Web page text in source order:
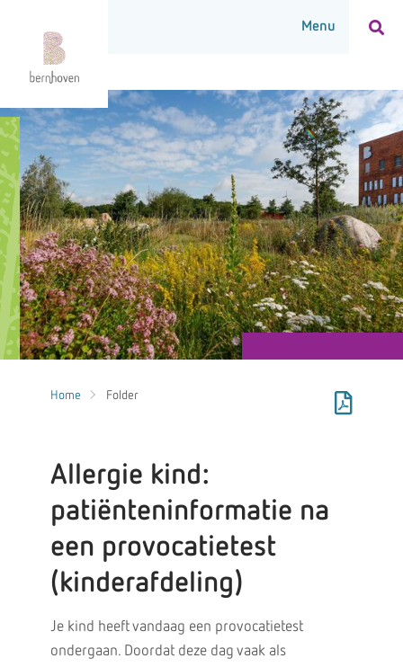
Home Folder
Allergie kind:
patiënteninformatie na
een provocatietest
(kinderafdeling)
Je kind heeft vandaag een provocatietest
ondergaan. Doordat deze dag vaak als